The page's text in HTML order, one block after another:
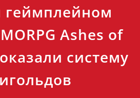
геймплейном
Ashes of
систему